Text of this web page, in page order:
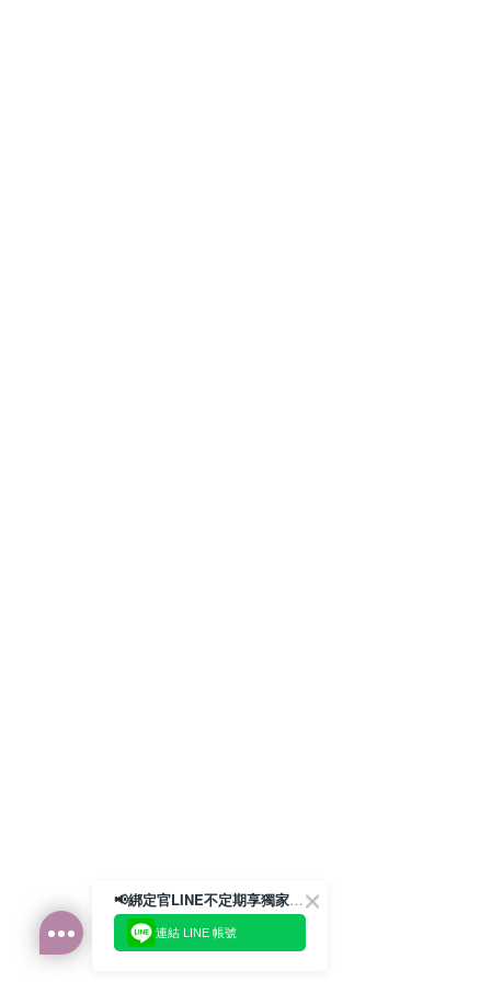
📢綁定官LINE不定期享獨家優惠券
連結 LINE 帳號